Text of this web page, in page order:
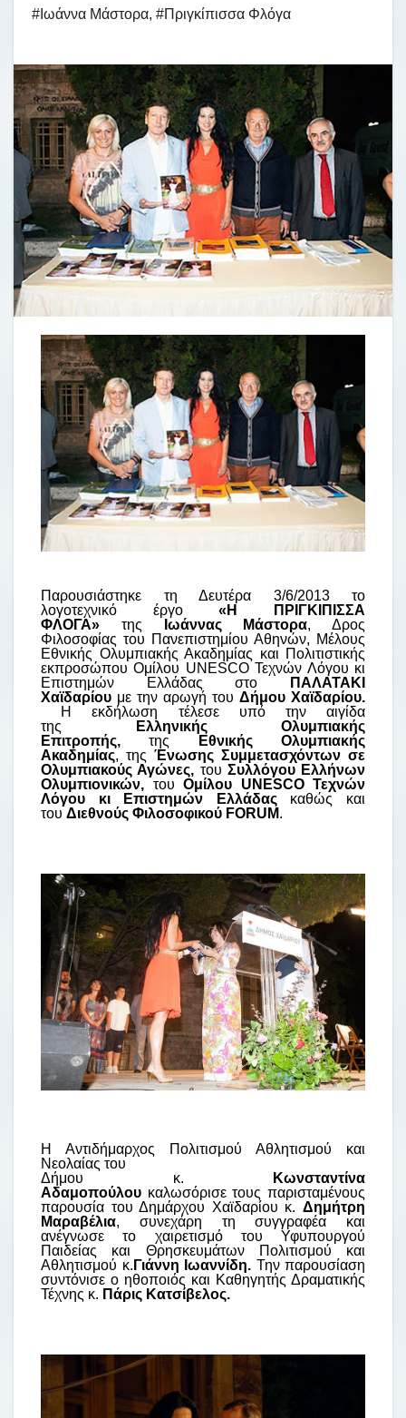
#Ιωάννα Μάστορα, #Πριγκίπισσα Φλόγα
Παρουσιάστηκε τη Δευτέρα 3/6/2013 το
λογοτεχνικό έργο«Η ΠΡΙΓΚΙΠΙΣΣΑ
ΦΛΟΓΑ» της Ιωάννας Μάστορα, Δρος
Φιλοσοφίας του Πανεπιστημίου Αθηνών, Μέλους
Εθνικής Ολυμπιακής Ακαδημίας και Πολιτιστικής
εκπροσώπου Ομίλου UNESCO Τεχνών Λόγου κι
Επιστημών Ελλάδας στο
ΠΑΛΑΤΑΚΙ
Χαϊδαρίου με την αρωγή του Δήμου Χαϊδαρίου.
Η εκδήλωση τέλεσε υπό την αιγίδα
της
Ελληνικής Ολυμπιακής
Επιτροπής, της
Εθνικής Ολυμπιακής
Ακαδημίας, της Ένωσης Συμμετασχόντων σε
Ολυμπιακούς Αγώνες, του Συλλόγου Ελλήνων
Ολυμπιονικών, του Ομίλου UNESCO Τεχνών
Λόγου κι Επιστημών Ελλάδαςκαθώς και
του Διεθνούς Φιλοσοφικού FORUM.
Η Αντιδήμαρχος Πολιτισμού Αθλητισμού και
Νεολαίας του
Δήμου κ.
Κωνσταντίνα
Αδαμοπούλου καλωσόρισε τους παρισταμένους
παρουσία του Δημάρχου Χαϊδαρίου κ. Δημήτρη
Μαραβέλια, συνεχάρη τη συγγραφέα και
ανέγνωσε το χαιρετισμό του Υφυπουργού
Παιδείας και Θρησκευμάτων Πολιτισμού και
Αθλητισμού κ. Γιάννη Ιωαννίδη. Την παρουσίαση
συντόνισε ο ηθοποιός και Καθηγητής Δραματικής
Τέχνης κ. Πάρις Κατσίβελος.